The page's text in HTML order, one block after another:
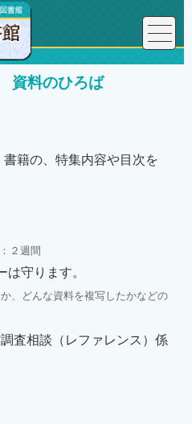
資料のひろば
籍の、特集内容や目次を
２週間
守ります。
、どんな資料を複写したかなどの
査相談（レファレンス）係